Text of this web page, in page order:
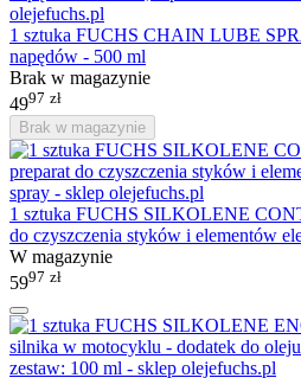
1 sztuka FUCHS CHAIN LUBE
napędów - 500 ml
Brak w magazynie
4997 zł
Brak w magazynie
1 sztuka FUCHS SILKOLENE
do czyszczenia styków i elementów
W magazynie
5997 zł